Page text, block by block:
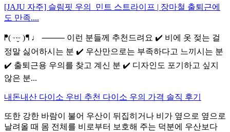
[JAJU 자주] 슬림핏 우의_민트 스트라이프 | 장마철 출퇴근에
도 만족....
ᖰ( ᵕ·̮ᵕ )ᖳ ♩ ⸻ 이런 분들께 추천드려요 ✔️ 비에 옷 젖는 걸
정말 싫어하시는 분 ✔️ 우산만으로는 부족하다고 느끼시는 분
✔️ 출퇴근용 우의를 찾고 계신 분 ✔️ 디자인도 포기하고 싶지
않은 분...
내돈내산 다이소 우비 추천 다이소 우의 가격 솔직 후기
또한 강한 바람이 불어 우산이 뒤집히거나 비가 옆으로 옆으로
날려올 때 몸 전체를 비로부터 보호해 주는 덕분에 우산보다